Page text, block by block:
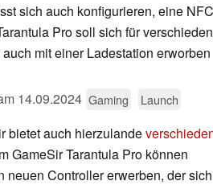
sich auch konfigurieren, eine
Pro soll sich für
mit einer Ladestation erworben
14.09.2024 Gaming Launch
bietet auch hierzulande
GameSir Tarantula Pro können
neuen Controller erwerben, der sich